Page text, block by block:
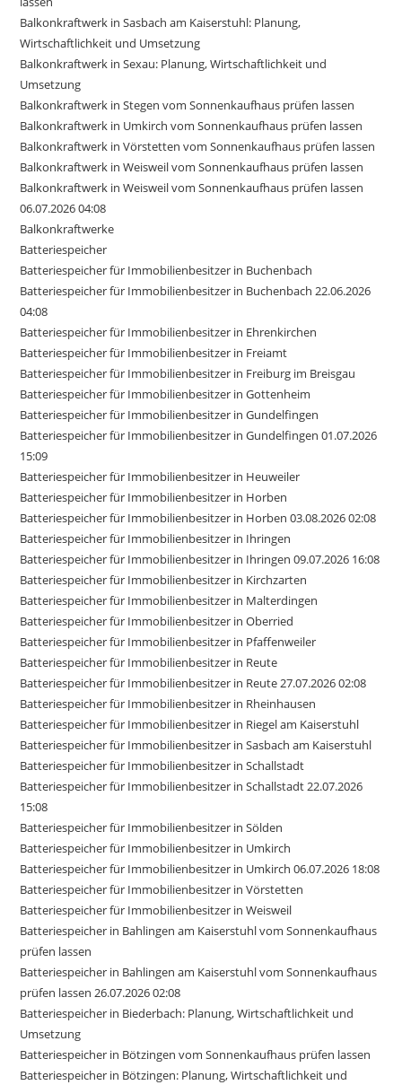
Balkonkraftwerk in Sasbach am Kaiserstuhl: Planung,
Wirtschaftlichkeit und Umsetzung
Balkonkraftwerk in Sexau: Planung, Wirtschaftlichkeit und
Umsetzung
Balkonkraftwerk in Stegen vom Sonnenkaufhaus prüfen lassen
Balkonkraftwerk in Umkirch vom Sonnenkaufhaus prüfen lassen
Balkonkraftwerk in Vörstetten vom Sonnenkaufhaus prüfen lassen
Balkonkraftwerk in Weisweil vom Sonnenkaufhaus prüfen lassen
Balkonkraftwerk in Weisweil vom Sonnenkaufhaus prüfen lassen
06.07.2026 04:08
Balkonkraftwerke
Batteriespeicher
Batteriespeicher für Immobilienbesitzer in Buchenbach
Batteriespeicher für Immobilienbesitzer in Buchenbach 22.06.2026
04:08
Batteriespeicher für Immobilienbesitzer in Ehrenkirchen
Batteriespeicher für Immobilienbesitzer in Freiamt
Batteriespeicher für Immobilienbesitzer in Freiburg im Breisgau
Batteriespeicher für Immobilienbesitzer in Gottenheim
Batteriespeicher für Immobilienbesitzer in Gundelfingen
Batteriespeicher für Immobilienbesitzer in Gundelfingen 01.07.2026
15:09
Batteriespeicher für Immobilienbesitzer in Heuweiler
Batteriespeicher für Immobilienbesitzer in Horben
Batteriespeicher für Immobilienbesitzer in Horben 03.08.2026 02:08
Batteriespeicher für Immobilienbesitzer in Ihringen
Batteriespeicher für Immobilienbesitzer in Ihringen 09.07.2026 16:08
Batteriespeicher für Immobilienbesitzer in Kirchzarten
Batteriespeicher für Immobilienbesitzer in Malterdingen
Batteriespeicher für Immobilienbesitzer in Oberried
Batteriespeicher für Immobilienbesitzer in Pfaffenweiler
Batteriespeicher für Immobilienbesitzer in Reute
Batteriespeicher für Immobilienbesitzer in Reute 27.07.2026 02:08
Batteriespeicher für Immobilienbesitzer in Rheinhausen
Batteriespeicher für Immobilienbesitzer in Riegel am Kaiserstuhl
Batteriespeicher für Immobilienbesitzer in Sasbach am Kaiserstuhl
Batteriespeicher für Immobilienbesitzer in Schallstadt
Batteriespeicher für Immobilienbesitzer in Schallstadt 22.07.2026
15:08
Batteriespeicher für Immobilienbesitzer in Sölden
Batteriespeicher für Immobilienbesitzer in Umkirch
Batteriespeicher für Immobilienbesitzer in Umkirch 06.07.2026 18:08
Batteriespeicher für Immobilienbesitzer in Vörstetten
Batteriespeicher für Immobilienbesitzer in Weisweil
Batteriespeicher in Bahlingen am Kaiserstuhl vom Sonnenkaufhaus
prüfen lassen
Batteriespeicher in Bahlingen am Kaiserstuhl vom Sonnenkaufhaus
prüfen lassen 26.07.2026 02:08
Batteriespeicher in Biederbach: Planung, Wirtschaftlichkeit und
Umsetzung
Batteriespeicher in Bötzingen vom Sonnenkaufhaus prüfen lassen
Batteriespeicher in Bötzingen: Planung, Wirtschaftlichkeit und